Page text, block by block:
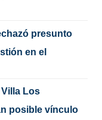
presunto
en el
Los
posible vínculo